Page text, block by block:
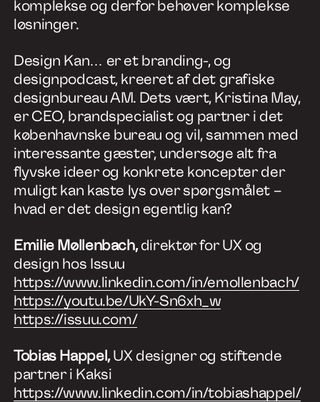
komplekse og derfor behøver komplekse
løsninger.
Design Kan… er et branding-, og
designpodcast, kreeret af det grafiske
designbureau AM. Dets vært, Kristina May,
er CEO, brandspecialist og partner i det
københavnske bureau og vil, sammen med
interessante gæster, undersøge alt fra
flyvske ideer og konkrete koncepter der
muligt kan kaste lys over spørgsmålet –
hvad er det design egentlig kan?
Emilie Møllenbach,direktør for UX og
design hos Issuu
https://www.linkedin.com/in/emollenbach/
https://youtu.be/UkY-Sn6xh_w
https://issuu.com/
Tobias Happel,UX designer og stiftende
partner i Kaksi
https://www.linkedin.com/in/tobiashappel/